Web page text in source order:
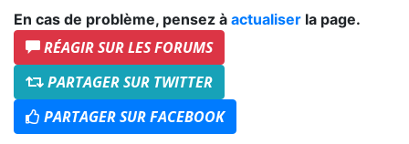
En cas de problème, pensez à actualiser la page.
RÉAGIR SUR LES FORUMS
PARTAGER SUR TWITTER
PARTAGER SUR FACEBOOK